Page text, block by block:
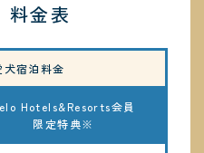
料金表
犬宿泊料金
Hotels&Resorts会員
限定特典※